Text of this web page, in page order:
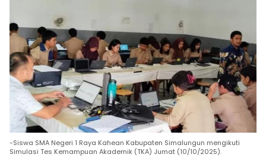
-Siswa SMA Negeri 1 Raya Kahean Kabupaten Simalungun mengikuti
Simulasi Tes Kemampuan Akademik (TKA) Jumat (10/10/2025).